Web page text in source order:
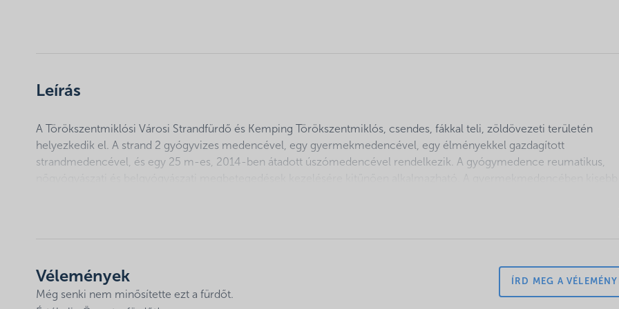
Leírás
A Törökszentmiklósi Városi Strandfürdő és Kemping Törökszentmiklós, csendes, fákkal teli, zöldövezeti területén
helyezkedik el. A strand 2 gyógyvizes medencével, egy gyermekmedencével, egy élményekkel gazdagított
strandmedencével, és egy 25 m-es, 2014-ben átadott úszómedencével rendelkezik. A gyógymedence reumatikus,
gondoskodnak a vendégek önfeledt kikapcsolódásáról. A vendégeknek lehetőségük van szolárium, masszázs, szauna
ÍRD MEG A
Vélemények
Még senki nem minősítette ezt a fürdőt.